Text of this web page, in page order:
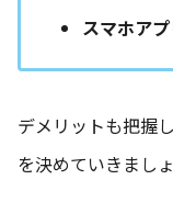
スマホア
デメリットも把握
を決めていきましょ